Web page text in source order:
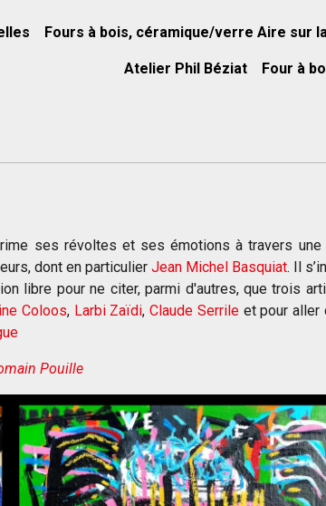
Fours à bois, céramique/verre Aire sur
Atelier Phil Béziat Four à
ses révoltes et ses émotions à travers une
dont en particulier Jean Michel Basquiat. Il
libre pour ne citer, parmi d'autres, que trois
Coloos, Larbi Zaïdi,Claude Serrileet pour aller
Pouille